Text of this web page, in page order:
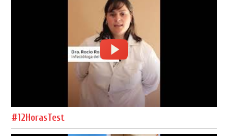
#12HorasTest